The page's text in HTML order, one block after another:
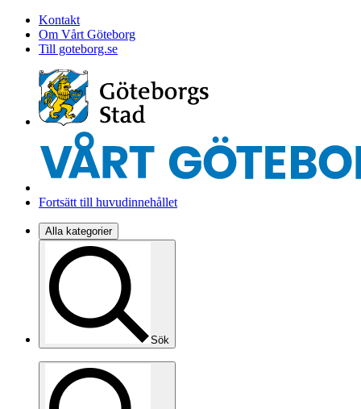
Kontakt
Om Vårt Göteborg
Till goteborg.se
Fortsätt till huvudinnehållet
Alla kategorier
Sök